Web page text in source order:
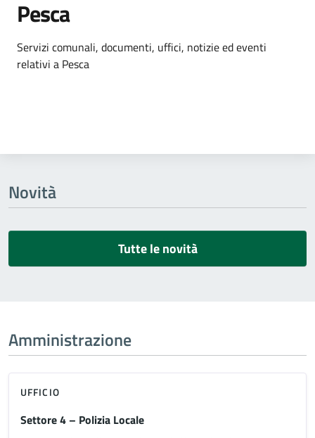
Pesca
Dettagli dell'argomento
Servizi comunali, documenti, uffici, notizie ed eventi
relativi a Pesca
Novità
Tutte le novità
Amministrazione
UFFICIO
Settore 4 – Polizia Locale